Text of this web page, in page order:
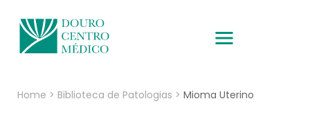
Home > Biblioteca de Patologias > Mioma Uterino